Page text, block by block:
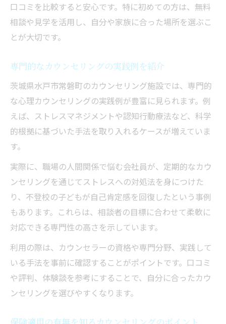
口コミを比較すると安心です。特に初めての方は、無料
相談や見学を活用し、自分や家族に合った場所を選ぶこ
とが大切です。
専門的なカウンセリングの実践例を紹介
茨城県水戸市常磐町のカウンセリング施設では、専門的
な心理カウンセリングの実践例が豊富に見られます。例
えば、ストレスマネジメントや認知行動療法など、科学
的根拠に基づいた手法を取り入れるケースが増えていま
す。
実際に、職場の人間関係で悩む会社員が、定期的なカウ
ンセリングを通じてストレスへの対処法を身につけた
り、不登校の子どもが自己肯定感を回復したという事例
もあります。これらは、相談者の目標に合わせて柔軟に
対応できる専門性の高さを示しています。
利用の際は、カウンセラーの資格や専門分野、実践して
いる手法を事前に確認することがポイントです。口コミ
や評判、体験談を参考にすることで、自分に合ったカウ
ンセリングを選びやすくなります。